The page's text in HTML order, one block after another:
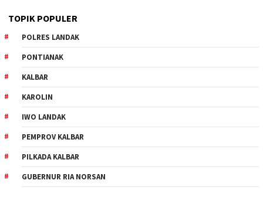
TOPIK POPULER
POLRES LANDAK
PONTIANAK
KALBAR
KAROLIN
IWO LANDAK
PEMPROV KALBAR
PILKADA KALBAR
GUBERNUR RIA NORSAN